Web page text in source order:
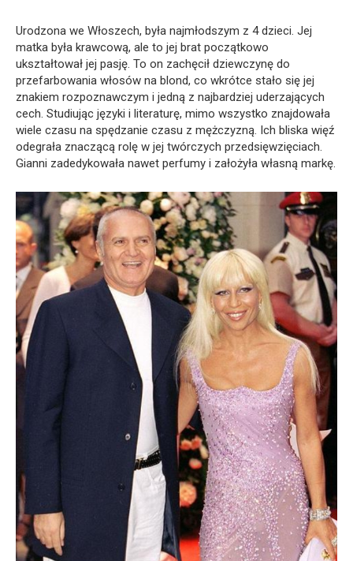
Urodzona we Włoszech, była najmłodszym z 4 dzieci. Jej
matka była krawcową, ale to jej brat początkowo
ukształtował jej pasję. To on zachęcił dziewczynę do
przefarbowania włosów na blond, co wkrótce stało się jej
znakiem rozpoznawczym i jedną z najbardziej uderzających
cech. Studiując języki i literaturę, mimo wszystko znajdowała
wiele czasu na spędzanie czasu z mężczyzną. Ich bliska więź
odegrała znaczącą rolę w jej twórczych przedsięwzięciach.
Gianni zadedykowała nawet perfumy i założyła własną markę.